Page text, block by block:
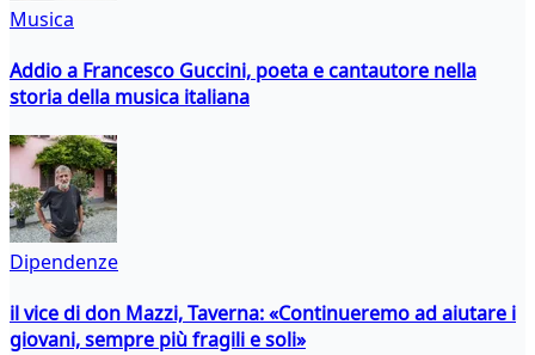
Musica
Addio a Francesco Guccini, poeta e cantautore nella
storia della musica italiana
Dipendenze
il vice di don Mazzi, Taverna: «Continueremo ad aiutare i
giovani, sempre più fragili e soli»